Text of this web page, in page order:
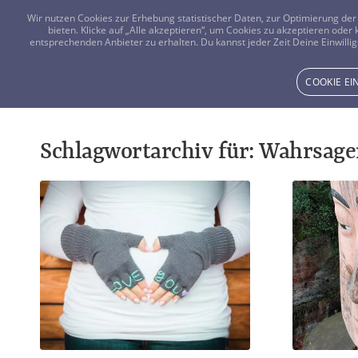
Schlagwortarchiv für:
Wir nutzen Cookies zur Erhebung statistischer Daten, zur Optimierung
bieten. Klicke auf „Alle akzeptieren“, um Cookies zu akzeptieren
entsprechenden Anbieter zu erhalten. Du kannst jeder Zeit Deine
COOKIE